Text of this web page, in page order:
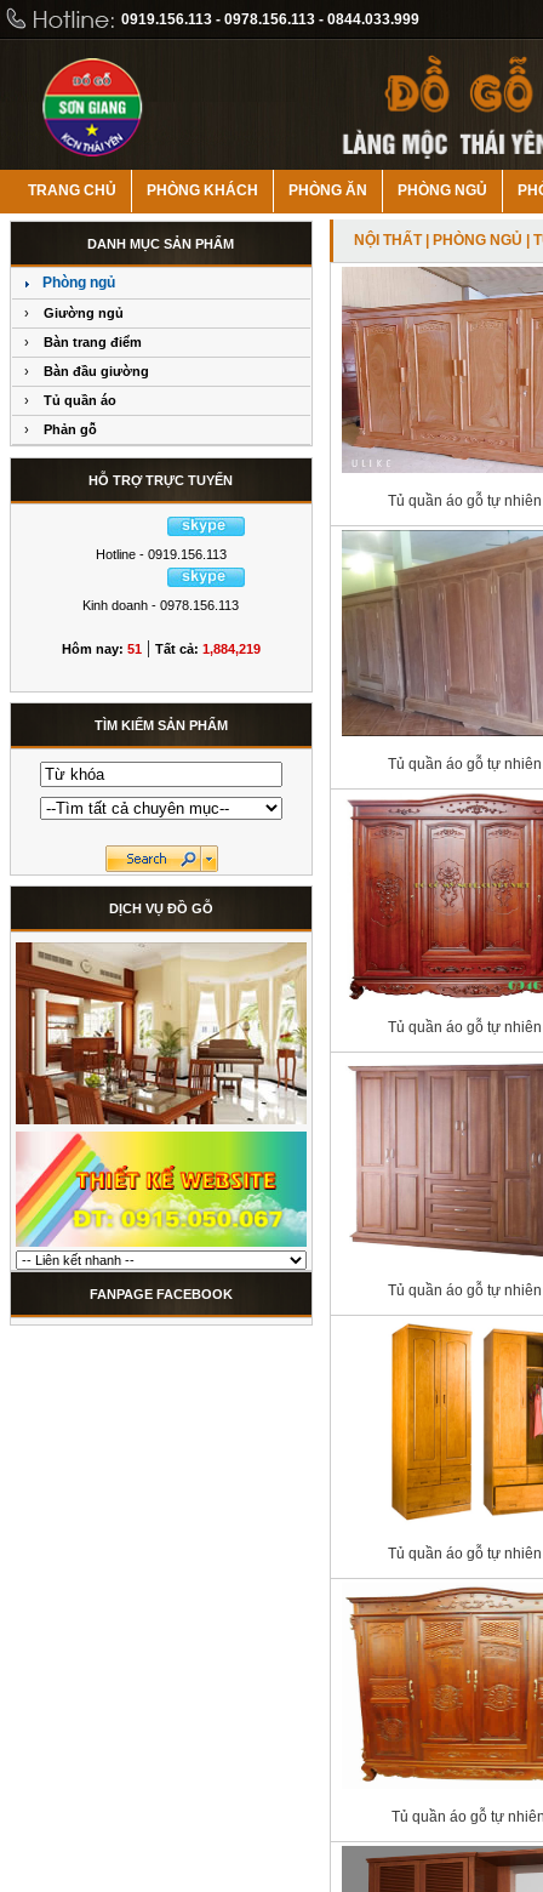
0919.156.113 - 0978.156.113 - 0844.033.999
TRANG CHỦ PHÒNG KHÁCH PHÒNG ĂN PHÒNG NGỦ
DANH MỤC SẢN PHẨM
Phòng ngủ
›
Giường ngủ
›
Bàn trang điểm
›
Bàn đầu giường
›
Tủ quần áo
›
Phản gỗ
HỖ TRỢ TRỰC TUYẾN
Hotline - 0919.156.113
Kinh doanh - 0978.156.113
Hôm nay: 51 | Tất cả: 1,884,219
TÌM KIẾM SẢN PHẨM
DỊCH VỤ ĐỒ GỖ
FANPAGE FACEBOOK
NỘI THẤT| PHÒNG NGỦ |
Tủ quần áo gỗ tự
Tủ quần áo gỗ tự
Tủ quần áo gỗ tự
Tủ quần áo gỗ tự
Tủ quần áo gỗ tự
Tủ quần áo gỗ tự